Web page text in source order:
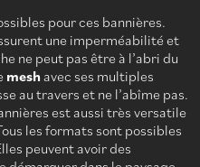
pour ces bannières.
une imperméabilité et
ne peut pas être à l’abri du
mesh avec ses multiples
au travers et ne l’abîme pas.
est aussi très versatile
les formats sont possibles
peuvent avoir des